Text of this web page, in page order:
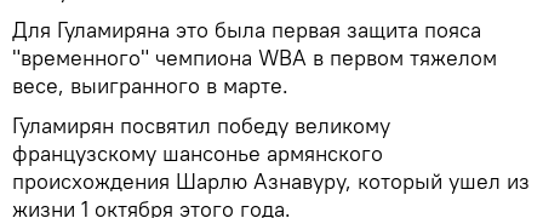
Для Гуламиряна это была первая защита пояса
"временного" чемпиона WBA в первом тяжелом
весе, выигранного в марте.
Гуламирян посвятил победу великому
французскому шансонье армянского
происхождения Шарлю Азнавуру, который ушел из
жизни 1 октября этого года.